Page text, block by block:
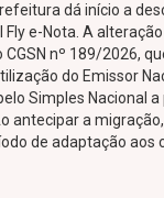
dá início a
e-Nota. A
nº 189/2026,
do Emissor
Simples Nacional a
antecipar a
de adaptação aos